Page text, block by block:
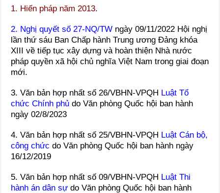
1. Hiến pháp năm 2013.
2. Nghị quyết số 27-NQ/TW ngày 09/11/2022 Hội nghị
lần thứ sáu Ban Chấp hành Trung ương Đảng khóa
XIII về tiếp tục xây dựng và hoàn thiện Nhà nước
pháp quyền xã hội chủ nghĩa Việt Nam trong giai đoạn
mới.
3. Văn bản hợp nhất số 26/VBHN-VPQH Luật Tổ
chức Chính phủ do Văn phòng Quốc hội ban hành
ngày 02/8/2023
4. Văn bản hợp nhất số 25/VBHN-VPQH Luật Cán bộ,
công chức do Văn phòng Quốc hội ban hành ngày
16/12/2019
5. Văn bản hợp nhất số 09/VBHN-VPQH Luật Thi
hành án dân sự do Văn phòng Quốc hội ban hành